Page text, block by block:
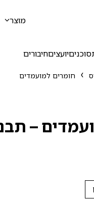
מוצר
סוכניםיועציםחיבורים
חומרים למועמדים
–